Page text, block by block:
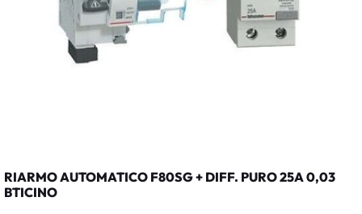
RIARMO AUTOMATICO F80SG + DIFF. PURO 25A 0,03
BTICINO